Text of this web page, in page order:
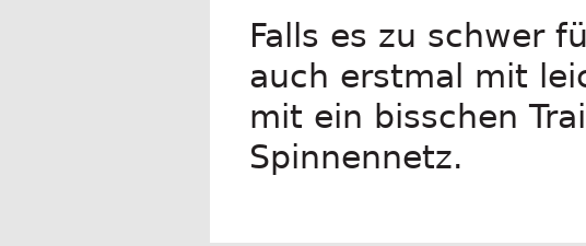
Falls es zu schwer
auch erstmal mit
mit ein bisschen
Spinnennetz.